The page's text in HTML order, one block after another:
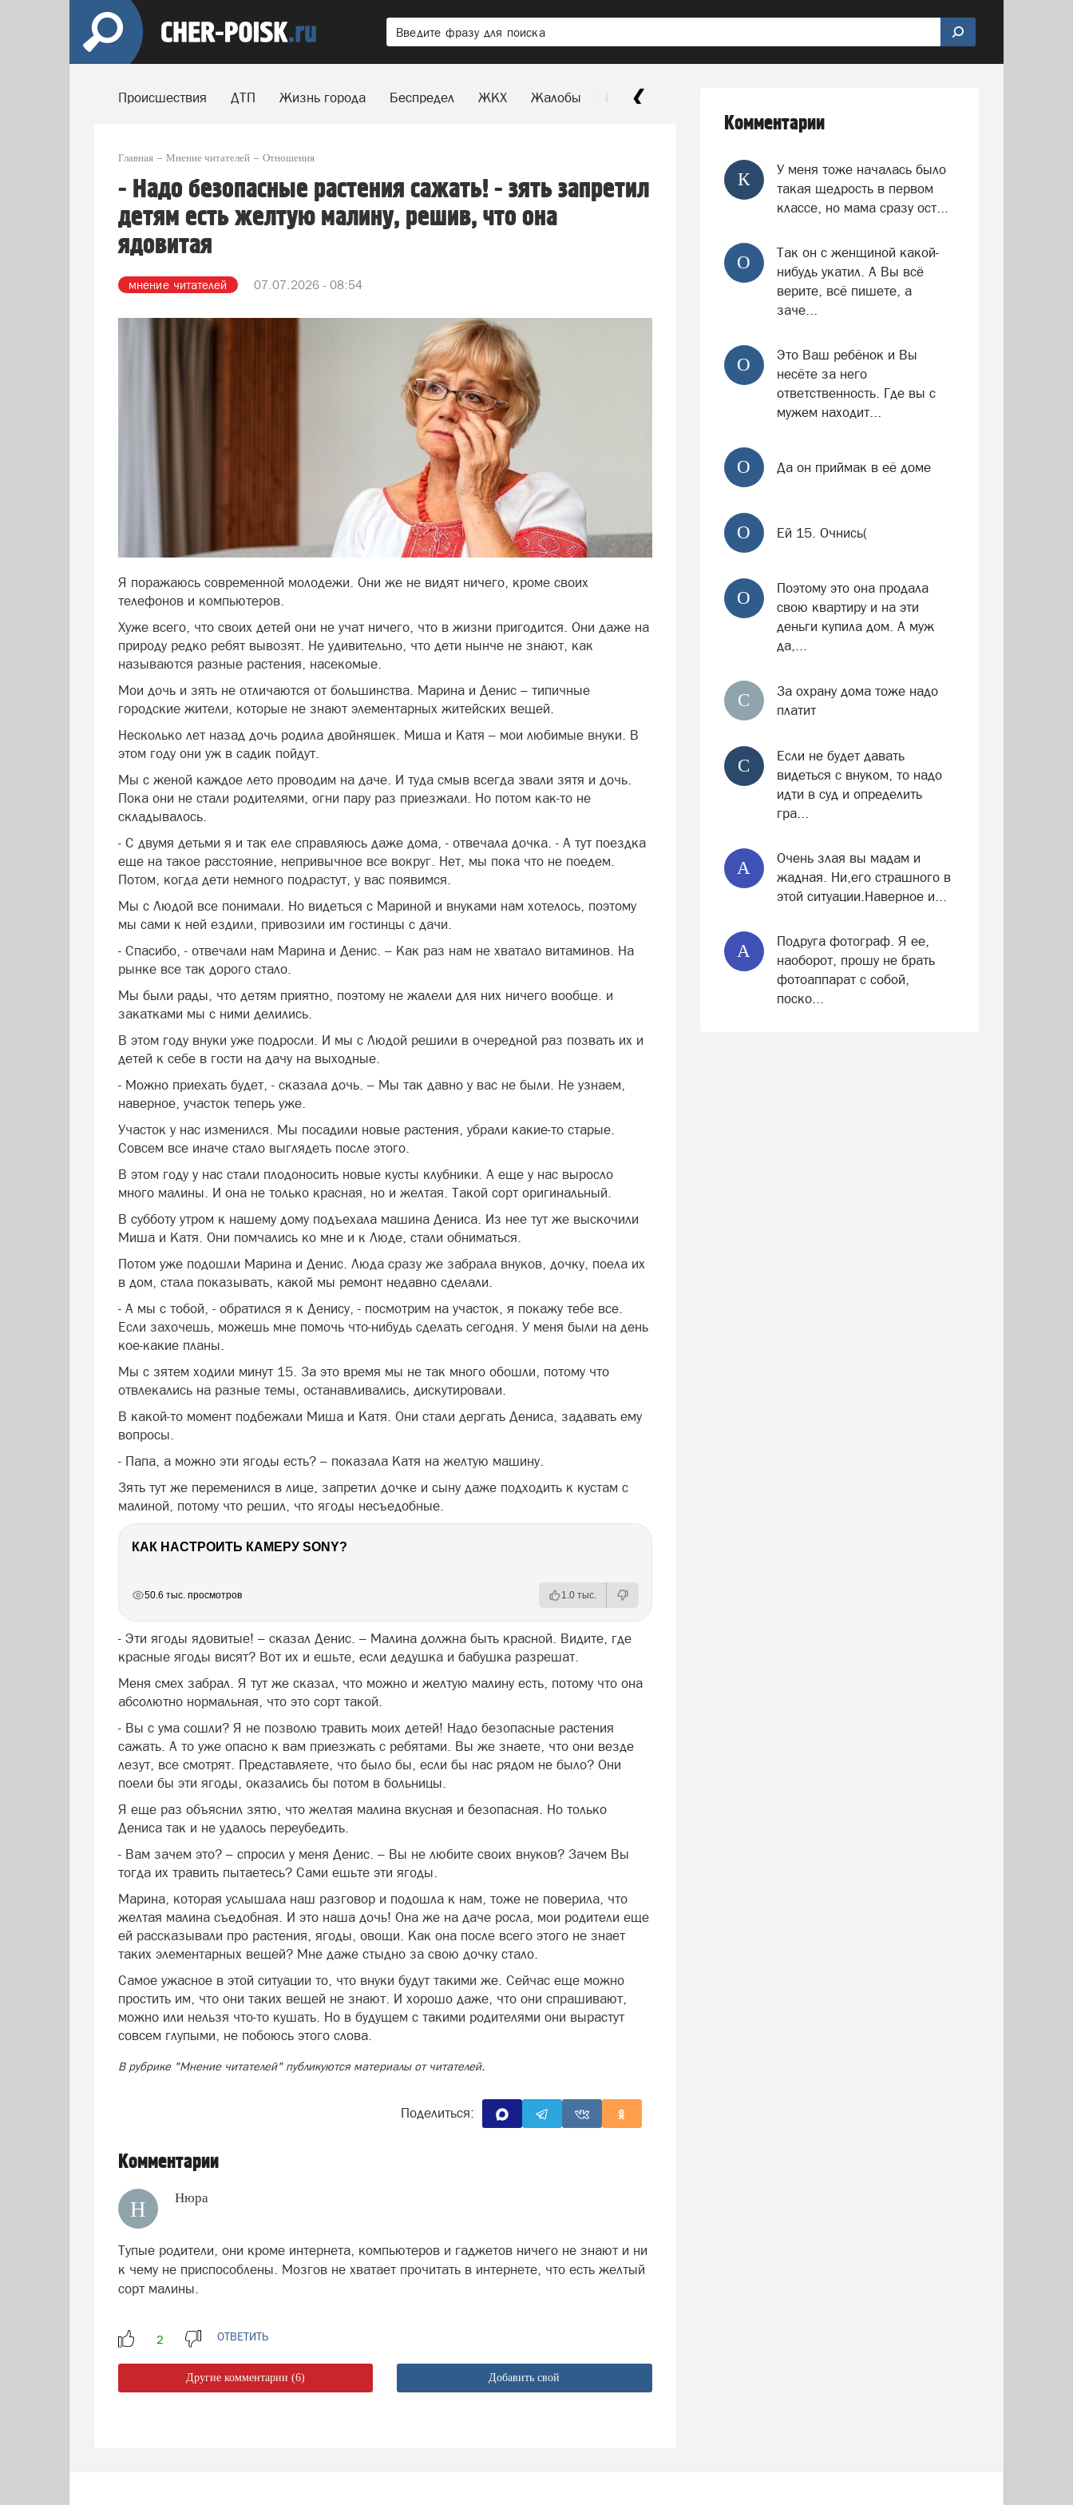
Происшествия ДТП Жизнь города Беспредел ЖКХ Жалобы Паркуюсь, где хочу
Главная Мнение читателей Отношения
- Надо безопасные растения сажать! - зять запретил
детям есть желтую малину, решив, что она
ядовитая
мнение читателей 07.07.2026 - 08:54
Фото: фото: freepik
Я поражаюсь современной молодежи. Они же не видят ничего, кроме своих
телефонов и компьютеров.
Хуже всего, что своих детей они не учат ничего, что в жизни пригодится. Они даже на
природу редко ребят вывозят. Не удивительно, что дети нынче не знают, как
называются разные растения, насекомые.
Мои дочь и зять не отличаются от большинства. Марина и Денис – типичные
городские жители, которые не знают элементарных житейских вещей.
Несколько лет назад дочь родила двойняшек. Миша и Катя – мои любимые внуки. В
этом году они уж в садик пойдут.
Мы с женой каждое лето проводим на даче. И туда смыв всегда звали зятя и дочь.
Пока они не стали родителями, огни пару раз приезжали. Но потом как-то не
складывалось.
- С двумя детьми я и так еле справляюсь даже дома, - отвечала дочка. - А тут поездка
еще на такое расстояние, непривычное все вокруг. Нет, мы пока что не поедем.
Потом, когда дети немного подрастут, у вас появимся.
Мы с Людой все понимали. Но видеться с Мариной и внуками нам хотелось, поэтому
мы сами к ней ездили, привозили им гостинцы с дачи.
- Спасибо, - отвечали нам Марина и Денис. – Как раз нам не хватало витаминов. На
рынке все так дорого стало.
Мы были рады, что детям приятно, поэтому не жалели для них ничего вообще. и
закатками мы с ними делились.
В этом году внуки уже подросли. И мы с Людой решили в очередной раз позвать их и
детей к себе в гости на дачу на выходные.
- Можно приехать будет, - сказала дочь. – Мы так давно у вас не были. Не узнаем,
наверное, участок теперь уже.
Участок у нас изменился. Мы посадили новые растения, убрали какие-то старые.
Совсем все иначе стало выглядеть после этого.
В этом году у нас стали плодоносить новые кусты клубники. А еще у нас выросло
много малины. И она не только красная, но и желтая. Такой сорт оригинальный.
В субботу утром к нашему дому подъехала машина Дениса. Из нее тут же выскочили
Миша и Катя. Они помчались ко мне и к Люде, стали обниматься.
Потом уже подошли Марина и Денис. Люда сразу же забрала внуков, дочку, поела их
в дом, стала показывать, какой мы ремонт недавно сделали.
- А мы с тобой, - обратился я к Денису, - посмотрим на участок, я покажу тебе все.
Если захочешь, можешь мне помочь что-нибудь сделать сегодня. У меня были на день
кое-какие планы.
Мы с зятем ходили минут 15. За это время мы не так много обошли, потому что
отвлекались на разные темы, останавливались, дискутировали.
В какой-то момент подбежали Миша и Катя. Они стали дергать Дениса, задавать ему
вопросы.
- Папа, а можно эти ягоды есть? – показала Катя на желтую машину.
Зять тут же переменился в лице, запретил дочке и сыну даже подходить к кустам с
малиной, потому что решил, что ягоды несъедобные.
КАК НАСТРОИТЬ КАМЕРУ SONY?
50.6 тыс. просмотров 1.0 тыс.
- Эти ягоды ядовитые! – сказал Денис. – Малина должна быть красной. Видите, где
красные ягоды висят? Вот их и ешьте, если дедушка и бабушка разрешат.
Меня смех забрал. Я тут же сказал, что можно и желтую малину есть, потому что она
абсолютно нормальная, что это сорт такой.
- Вы с ума сошли? Я не позволю травить моих детей! Надо безопасные растения
сажать. А то уже опасно к вам приезжать с ребятами. Вы же знаете, что они везде
лезут, все смотрят. Представляете, что было бы, если бы нас рядом не было? Они
поели бы эти ягоды, оказались бы потом в больницы.
Я еще раз объяснил зятю, что желтая малина вкусная и безопасная. Но только
Дениса так и не удалось переубедить.
- Вам зачем это? – спросил у меня Денис. – Вы не любите своих внуков? Зачем Вы
тогда их травить пытаетесь? Сами ешьте эти ягоды.
Марина, которая услышала наш разговор и подошла к нам, тоже не поверила, что
желтая малина съедобная. И это наша дочь! Она же на даче росла, мои родители еще
ей рассказывали про растения, ягоды, овощи. Как она после всего этого не знает
таких элементарных вещей? Мне даже стыдно за свою дочку стало.
Самое ужасное в этой ситуации то, что внуки будут такими же. Сейчас еще можно
простить им, что они таких вещей не знают. И хорошо даже, что они спрашивают,
можно или нельзя что-то кушать. Но в будущем с такими родителями они вырастут
совсем глупыми, не побоюсь этого слова.
В рубрике "Мнение читателей" публикуются материалы от читателей.
Поделиться:
Комментарии
Н Нюра
Тупые родители, они кроме интернета, компьютеров и гаджетов ничего не знают и ни
к чему не приспособлены. Мозгов не хватает прочитать в интернете, что есть желтый
сорт малины.
ОТВЕТИТЬ
Другие комментарии (6) Добавить свой
Комментарии
К
У меня тоже началась было
такая щедрость в первом
классе, но мама сразу ост...
О
Так он с женщиной какой-
нибудь укатил. А Вы всё
верите, всё пишете, а
заче...
О
Это Ваш ребёнок и Вы
несёте за него
ответственность. Где вы с
мужем находит...
О Да он приймак в её доме
О Ей 15. Очнись(
О
Поэтому это она продала
свою квартиру и на эти
деньги купила дом. А муж
да,...
С
За охрану дома тоже надо
платит
С
Если не будет давать
видеться с внуком, то надо
идти в суд и определить
гра...
А
Очень злая вы мадам и
жадная. Ни,его страшного в
этой ситуации.Наверное и...
А
Подруга фотограф. Я ее,
наоборот, прошу не брать
фотоаппарат с собой,
поско...